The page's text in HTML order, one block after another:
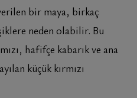
bir maya, birkaç
neden olabilir. Bu
hafifçe kabarık ve ana
küçük kırmızı